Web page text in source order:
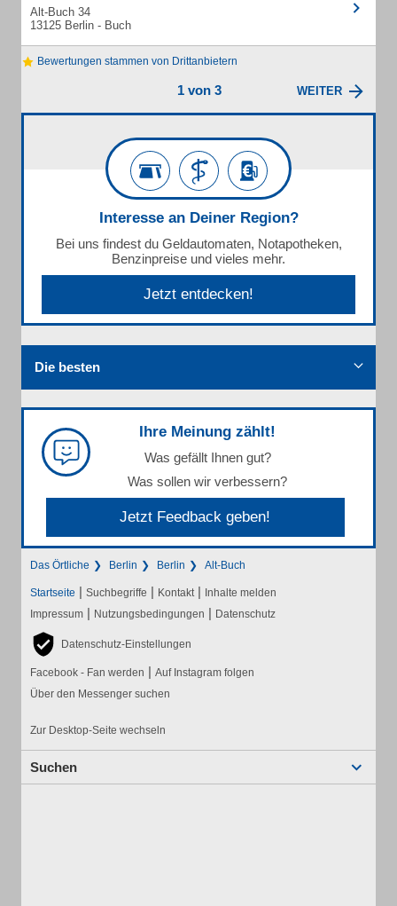
Alt-Buch 34
13125 Berlin - Buch
Bewertungen stammen von Drittanbietern
1 von 3 WEITER
Interesse an Deiner Region?
Bei uns findest du Geldautomaten, Notapotheken,
Benzinpreise und vieles mehr.
Jetzt entdecken!
Die besten
Ihre Meinung zählt!
Was gefällt Ihnen gut?
Was sollen wir verbessern?
Jetzt Feedback geben!
Das Örtliche Berlin Berlin Alt-Buch
Startseite | Suchbegriffe | Kontakt | Inhalte melden
Impressum | Nutzungsbedingungen | Datenschutz
Datenschutz-Einstellungen
Facebook - Fan werden | Auf Instagram folgen
Über den Messenger suchen
Zur Desktop-Seite wechseln
Suchen